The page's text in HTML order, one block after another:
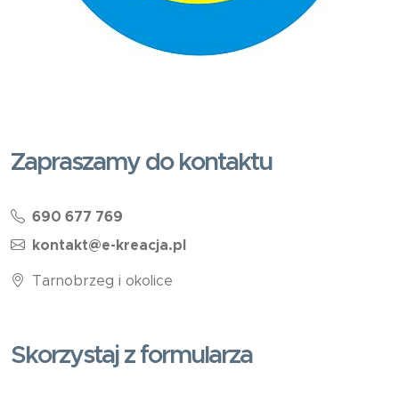
Zapraszamy do kontaktu
690 677 769
kontakt@e-kreacja.pl
Tarnobrzeg i okolice
Skorzystaj z formularza